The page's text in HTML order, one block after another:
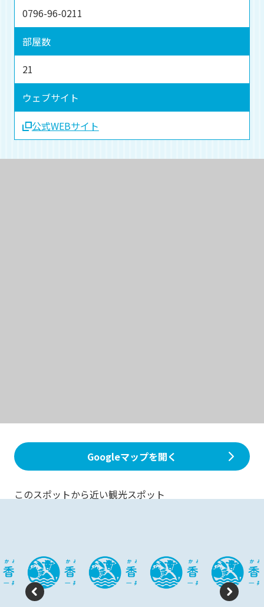
0796-96-0211
部屋数
21
ウェブサイト
公式WEBサイト
Googleマップを開く
このスポットから近い観光スポット